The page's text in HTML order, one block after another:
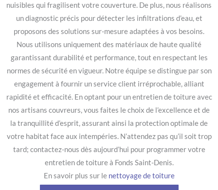
nuisibles qui fragilisent votre couverture. De plus, nous réalisons
un diagnostic précis pour détecter les infiltrations d’eau, et
proposons des solutions sur-mesure adaptées à vos besoins.
Nous utilisons uniquement des matériaux de haute qualité
garantissant durabilité et performance, tout en respectant les
normes de sécurité en vigueur. Notre équipe se distingue par son
engagement à fournir un service client irréprochable, alliant
rapidité et efficacité. En optant pour un entretien de toiture avec
nos artisans couvreurs, vous faites le choix de l’excellence et de
la tranquillité d’esprit, assurant ainsi la protection optimale de
votre habitat face aux intempéries. N’attendez pas qu’il soit trop
tard; contactez-nous dès aujourd’hui pour programmer votre
entretien de toiture à Fonds Saint-Denis.
En savoir plus sur le nettoyage de toiture